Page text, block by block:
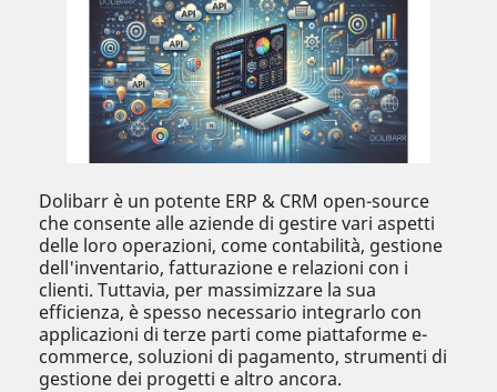
Dolibarr è un potente ERP & CRM open-source
che consente alle aziende di gestire vari aspetti
delle loro operazioni, come contabilità, gestione
dell'inventario, fatturazione e relazioni con i
clienti. Tuttavia, per massimizzare la sua
efficienza, è spesso necessario integrarlo con
applicazioni di terze parti come piattaforme e-
commerce, soluzioni di pagamento, strumenti di
gestione dei progetti e altro ancora.